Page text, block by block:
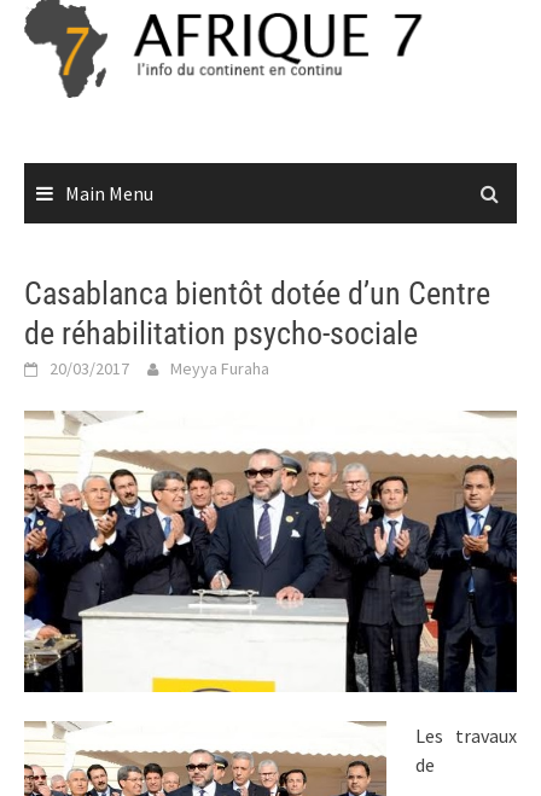
Skip
content
Main Menu
Casablanca bientôt dotée d’un Centre
de réhabilitation psycho-sociale
20/03/2017 Meyya Furaha
Les travaux
de